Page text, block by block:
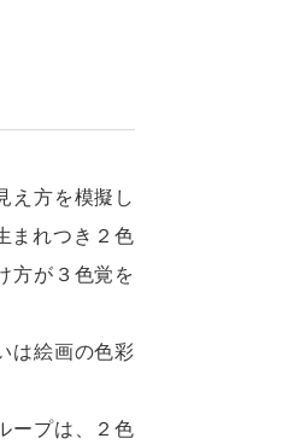
え方を模擬し
まれつき２色
方が３色覚を
は絵画の色彩
ープは、２色